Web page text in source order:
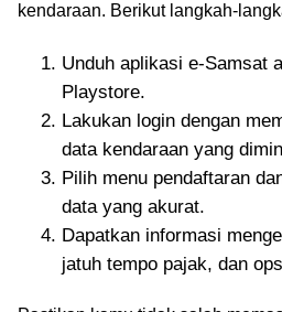
kendaraan. Berikut langkah-
Unduh aplikasi e-Samsat
Playstore.
Lakukan login dengan
data kendaraan yang
Pilih menu pendaftaran
data yang akurat.
Dapatkan informasi
jatuh tempo pajak, dan